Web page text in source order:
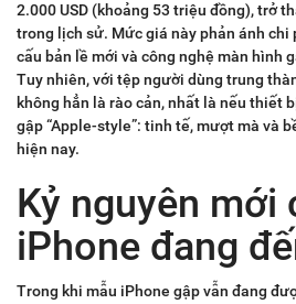
2.000 USD (khoảng 53 triệu đồng), trở
trong lịch sử. Mức giá này phản ánh chi
cấu bản lề mới và công nghệ màn hình
Tuy nhiên, với tệp người dùng trung
không hẳn là rào cản, nhất là nếu thiết
gập “Apple-style”: tinh tế, mượt mà và
hiện nay.
Kỷ nguyên mới
iPhone đang
Trong khi mẫu iPhone gập vẫn đang